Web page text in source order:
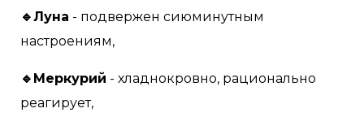
🔹Луна - подвержен сиюминутным
настроениям,
🔹Меркурий - хладнокровно, рационально
реагирует,